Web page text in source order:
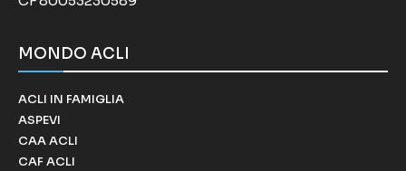
MONDO ACLI
ACLI IN FAMIGLIA
ASPEVI
CAA ACLI
CAF ACLI